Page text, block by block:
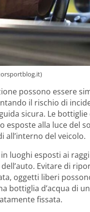
possono essere
il rischio di
sicura. Le
esposte alla luce del
all’interno del veicolo.
luoghi esposti ai
Evitare di
oggetti liberi
bottiglia d’acqua di
fissata.